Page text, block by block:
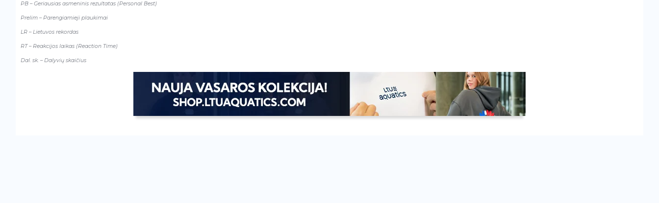
PB – Geriausias asmeninis rezultatas (Personal Best)
Prelim – Parengiamieji plaukimai
LR – Lietuvos rekordas
RT – Reakcijos laikas (Reaction Time)
Dal. sk. – Dalyvių skaičius